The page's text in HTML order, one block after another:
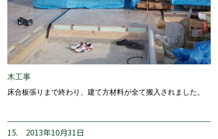
木工事
床合板張りまで終わり、建て方材料が全て搬入されました。
15. 2013年10月31日